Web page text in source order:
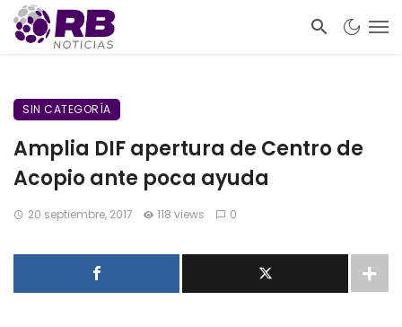
SIN CATEGORÍA
Amplia DIF apertura de Centro de
Acopio ante poca ayuda
20 septiembre, 2017 118 views 0